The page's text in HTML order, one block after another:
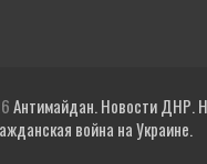
Антимайдан. Новости ДНР.
война на Украине.